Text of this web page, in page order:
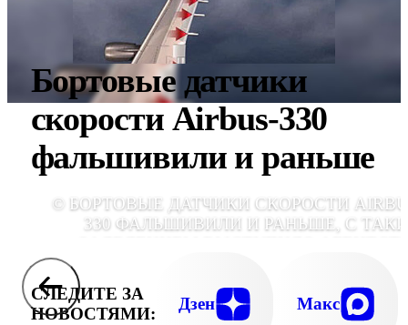
Бортовые датчики
скорости Airbus-330
фальшивили и раньше
© БОРТОВЫЕ ДАТЧИКИ СКОРОСТИ
330 ФАЛЬШИВИЛИ И РАНЬШЕ, С
СЛЕДИТЕ ЗА
НОВОСТЯМИ:
Дзен Макс